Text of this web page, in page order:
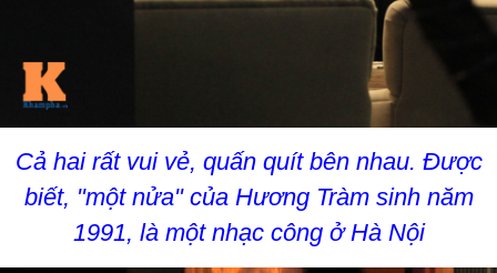
Cả hai rất vui vẻ, quấn quít bên nhau. Được
biết, "một nửa" của Hương Tràm sinh năm
1991, là một nhạc công ở Hà Nội